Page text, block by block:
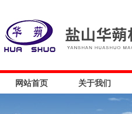
网站首页 关于我们